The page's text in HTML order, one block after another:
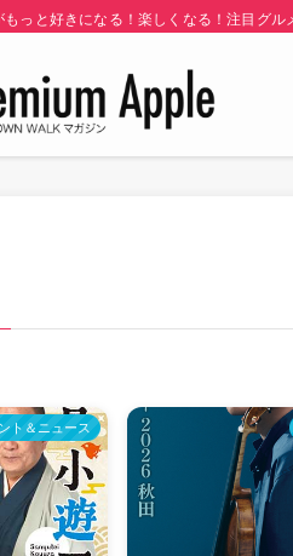
っと好きになる！楽しくなる！注目グ
ト＆ニュース